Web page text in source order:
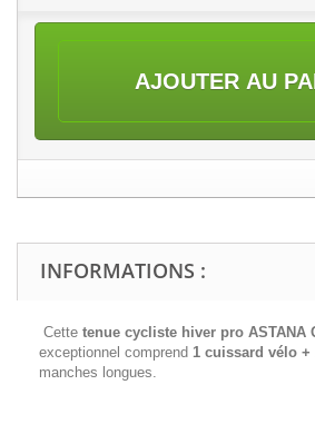
AJOUTER AU
INFORMATIONS :
Cette tenue cycliste hiver pro ASTANA
exceptionnel comprend 1 cuissard vélo
manches longues.